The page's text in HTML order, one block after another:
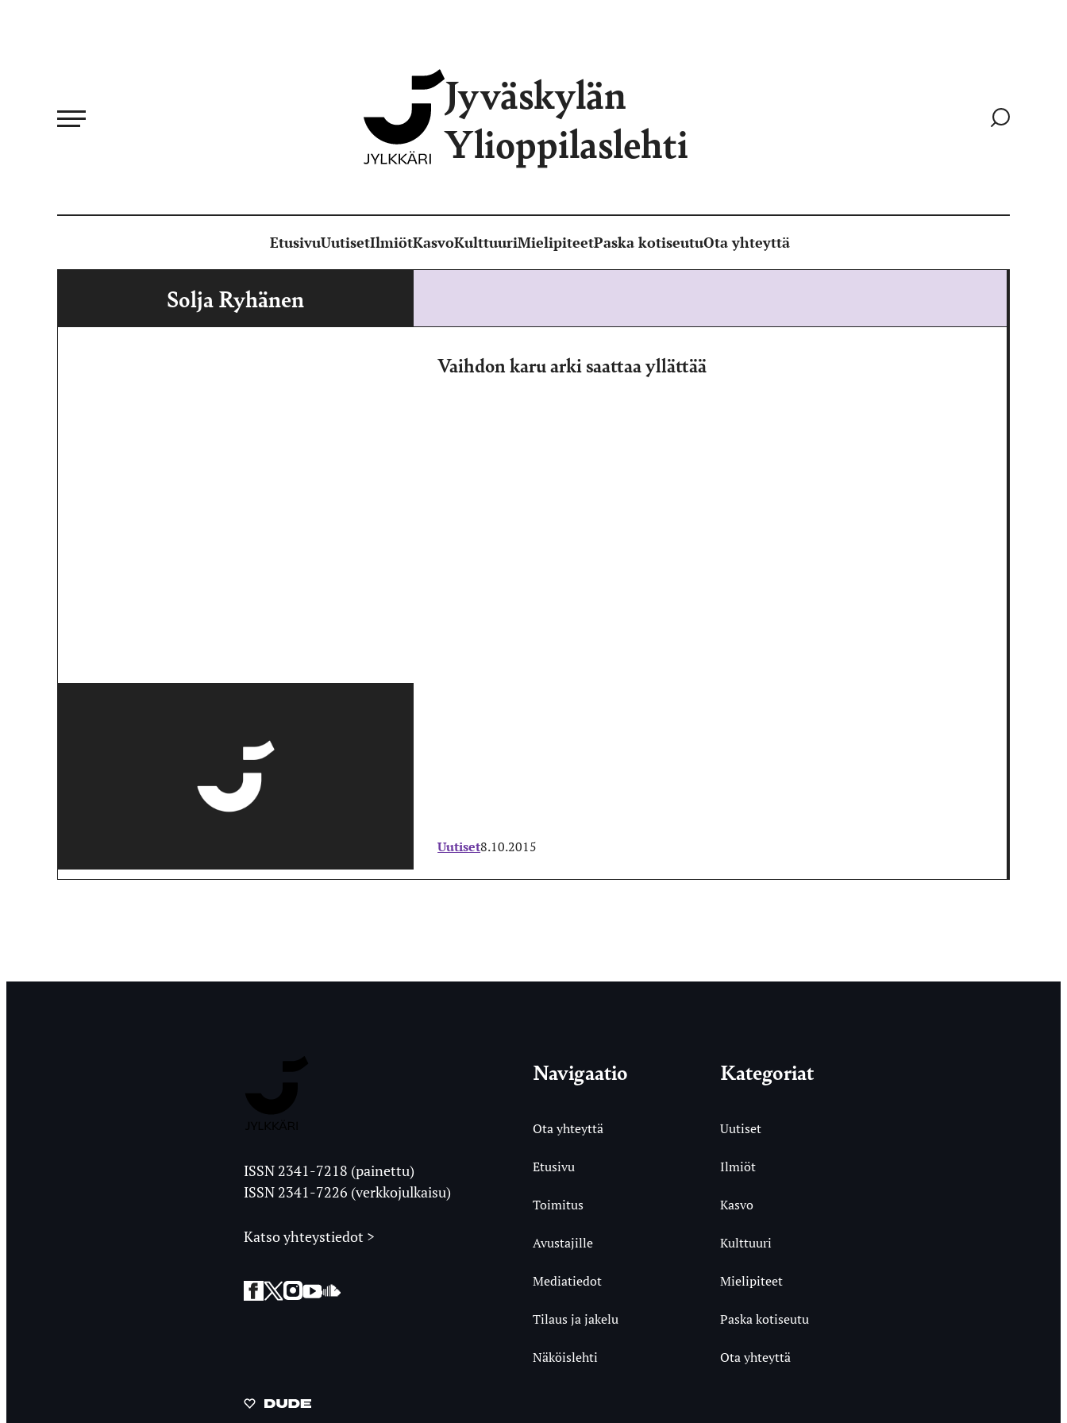
Jyväskylän
Ylioppilaslehti
Siirry
EtusivuUutisetIlmiötKasvoKulttuuriMielipiteetPaska kotiseutuOta yhteyttä
Solja Ryhänen
Vaihdon karu arki saattaa yllättää
Uutiset8.10.2015
Ylioppilaslehti
ISSN 2341-7218 (painettu)
ISSN 2341-7226 (verkkojulkaisu)
Katso yhteystiedot >
Facebook
Twitter
Instagram
YouTubeSoundCloud
Navigaatio
Ota yhteyttä
Etusivu
Toimitus
Avustajille
Mediatiedot
Tilaus ja jakelu
Näköislehti
Kategoriat
Uutiset
Ilmiöt
Kasvo
Kulttuuri
Mielipiteet
Paska kotiseutu
Ota yhteyttä